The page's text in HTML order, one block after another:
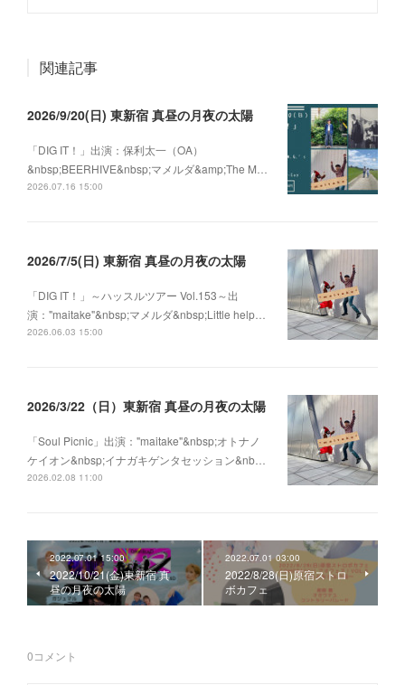
関連記事
2026/9/20(日) 東新宿 真昼の月夜の太陽
「DIG IT！」出演：保利太一（OA）
&nbsp;BEERHIVE&nbsp;マメルダ&amp;The M…
2026.07.16 15:00
2026/7/5(日) 東新宿 真昼の月夜の太陽
「DIG IT！」～ハッスルツアー Vol.153～出
演："maitake"&nbsp;マメルダ&nbsp;Little help…
2026.06.03 15:00
2026/3/22（日）東新宿 真昼の月夜の太陽
「Soul Picnic」出演："maitake"&nbsp;オトナノ
ケイオン&nbsp;イナガキゲンタセッション&nb…
2026.02.08 11:00
2022.07.01 15:00
2022/10/21(金)東新宿 真
昼の月夜の太陽
2022.07.01 03:00
2022/8/28(日)原宿ストロ
ボカフェ
0コメント